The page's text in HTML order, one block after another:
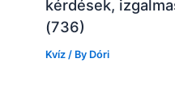
kérdések,
(736)
Kvíz / By Dóri